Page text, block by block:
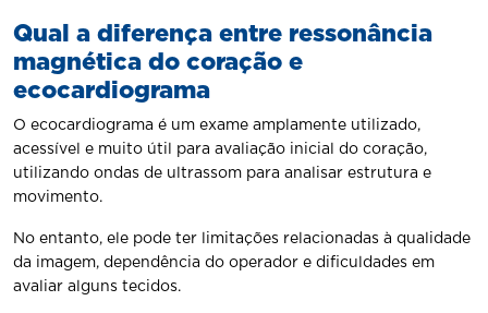
Qual a diferença entre ressonância
magnética do coração e
ecocardiograma
O ecocardiograma é um exame amplamente utilizado,
acessível e muito útil para avaliação inicial do coração,
utilizando ondas de ultrassom para analisar estrutura e
movimento.
No entanto, ele pode ter limitações relacionadas à qualidade
da imagem, dependência do operador e dificuldades em
avaliar alguns tecidos.